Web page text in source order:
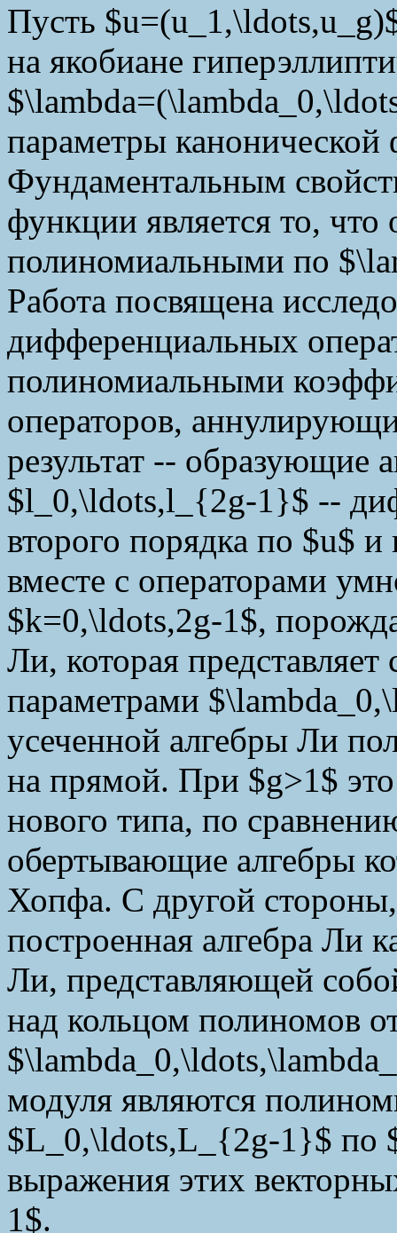
Пусть
на якобиане
параметры
Фундаментальным
функции является то, что
полиномиальными по
Работа посвящена
дифференциальных
полиномиальными
операторов,
результат -- образующие
$l_0,\ldots,l_{2g-1}$ --
второго порядка по $u$
вместе с операторами
$k=0,\ldots,2g-1$,
Ли, которая
параметрами
усеченной алгебры Ли
на прямой. При $g>1$
нового типа, по
обертывающие алгебры
Хопфа. С другой
построенная алгебра Ли
Ли, представляющей
над кольцом полиномов
модуля являются
$L_0,\ldots,L_{2g-1}$ по
выражения этих
1$.